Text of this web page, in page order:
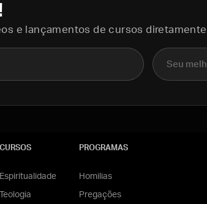
e lançamentos de cursos
E-mail
CURSOS
Espiritualidade
Teologia
PROGRAMAS
Homilias
Pregações